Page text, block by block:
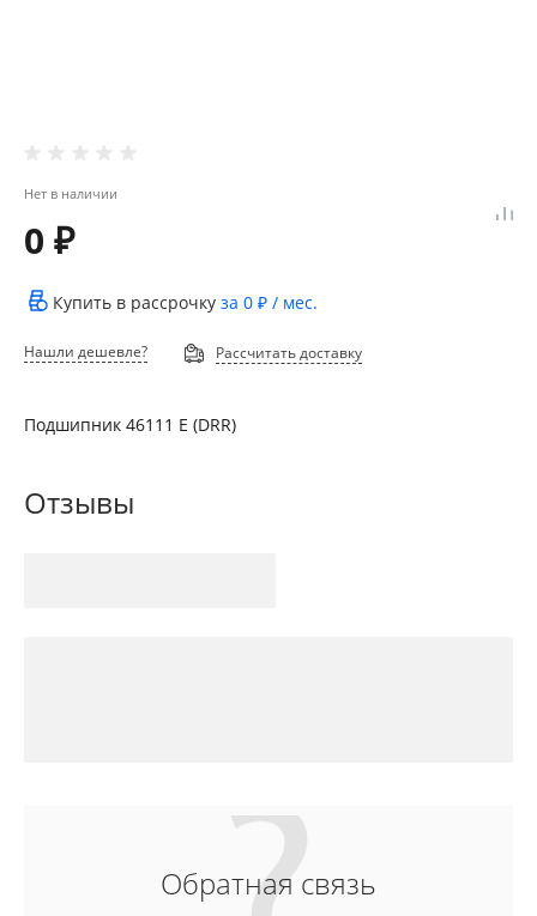
Нет в наличии
0 ₽
Купить в рассрочку за 0 ₽ / мес.
Нашли дешевле? Рассчитать доставку
Подшипник 46111 Е (DRR)
Отзывы
Обратная связь